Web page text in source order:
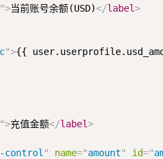
">当前账号余额(USD)</label>
">{{
">充值金额</label>
control " name="amount" id="